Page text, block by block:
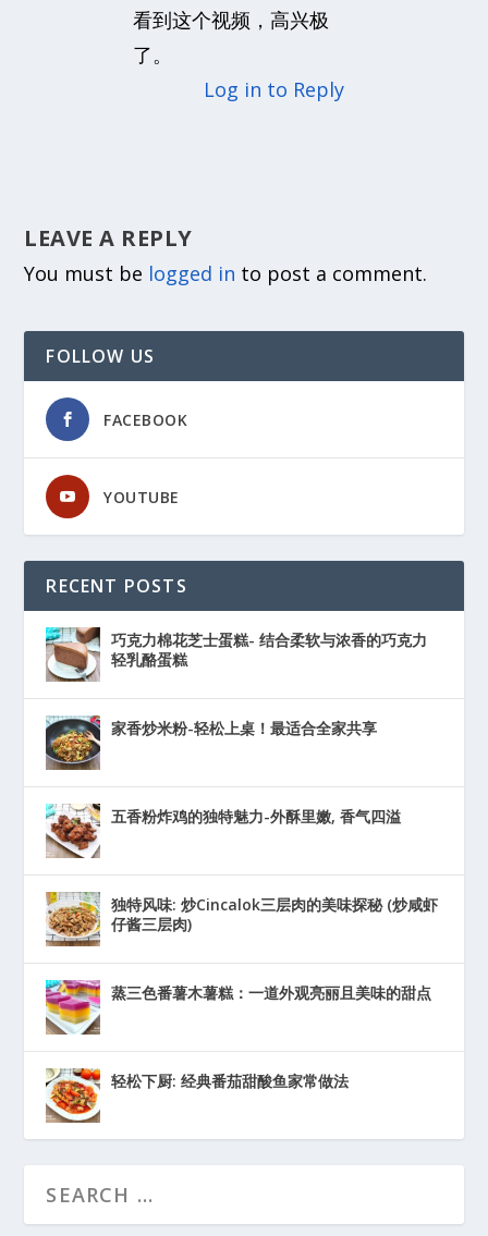
看到这个视频，高兴极
了。
Log in to Reply
LEAVE A REPLY
You must be logged in to post a comment.
FOLLOW US
FACEBOOK
YOUTUBE
RECENT POSTS
巧克力棉花芝士蛋糕- 结合柔软与浓香的巧克力
轻乳酪蛋糕
家香炒米粉-轻松上桌！最适合全家共享
五香粉炸鸡的独特魅力-外酥里嫩, 香气四溢
独特风味: 炒Cincalok三层肉的美味探秘 (炒咸虾
仔酱三层肉)
蒸三色番薯木薯糕：一道外观亮丽且美味的甜点
轻松下厨: 经典番茄甜酸鱼家常做法